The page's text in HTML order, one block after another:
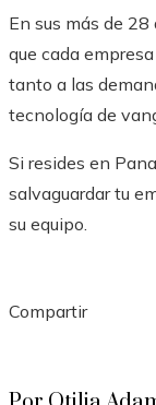
En sus más de
que cada
tanto a las
tecnología de
Si resides en
salvaguardar tu
su equipo.
Compartir